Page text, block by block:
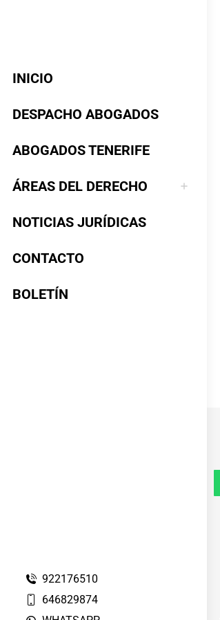
INICIO
DESPACHO ABOGADOS
ABOGADOS TENERIFE
ÁREAS DEL DERECHO
NOTICIAS JURÍDICAS
CONTACTO
BOLETÍN
922176510
646829874